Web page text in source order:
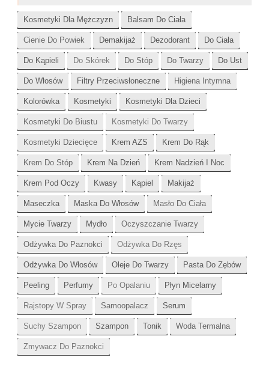
Kosmetyki Dla Mężczyzn Balsam Do Ciała
Cienie Do Powiek Demakijaż Dezodorant Do Ciała
Do Kąpieli Do Skórek Do Stóp Do Twarzy Do Ust
Do Włosów Filtry Przeciwsłoneczne Higiena Intymna
Kolorówka Kosmetyki Kosmetyki Dla Dzieci
Kosmetyki Do Biustu Kosmetyki Do Twarzy
Kosmetyki Dziecięce Krem AZS Krem Do Rąk
Krem Do Stóp Krem Na Dzień Krem Nadzień I Noc
Krem Pod Oczy Kwasy Kąpiel Makijaż
Maseczka Maska Do Włosów Masło Do Ciała
Mycie Twarzy Mydło Oczyszczanie Twarzy
Odżywka Do Paznokci Odżywka Do Rzęs
Odżywka Do Włosów Oleje Do Twarzy Pasta Do Zębów
Peeling Perfumy Po Opalaniu Płyn Micelarny
Rajstopy W Spray Samoopalacz Serum
Suchy Szampon Szampon Tonik Woda Termalna
Zmywacz Do Paznokci